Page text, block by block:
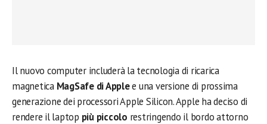
Il nuovo computer includerà la tecnologia di ricarica
magneticaMagSafe di Applee una versione di prossima
generazione dei processori Apple Silicon. Apple ha deciso di
rendere il laptop più piccolo restringendo il bordo attorno